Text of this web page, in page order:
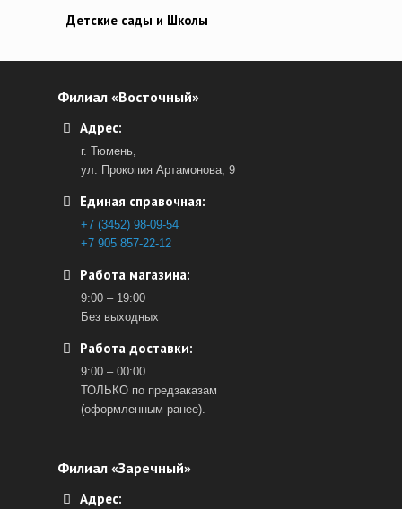
Детские сады и Школы
Филиал «Восточный»
Адрес:
г. Тюмень,
ул. Прокопия Артамонова, 9
Единая справочная:
+7 (3452) 98-09-54
+7 905 857-22-12
Работа магазина:
9:00 – 19:00
Без выходных
Работа доставки:
9:00 – 00:00
ТОЛЬКО по предзаказам
(оформленным ранее).
Филиал «Заречный»
Адрес: